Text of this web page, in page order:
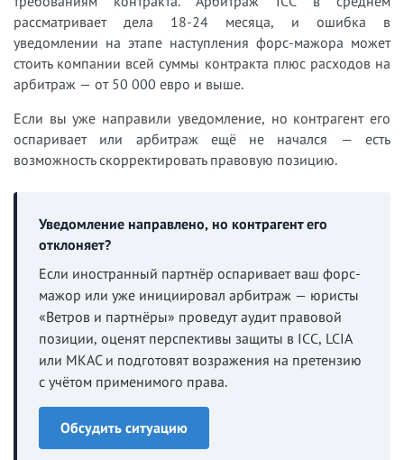
рассматривает дела 18-24 месяца, и ошибка в
уведомлении на этапе наступления форс-мажора может
стоить компании всей суммы контракта плюс расходов на
арбитраж — от 50 000 евро и выше.
Если вы уже направили уведомление, но контрагент его
оспаривает или арбитраж ещё не начался — есть
возможность скорректировать правовую позицию.
Уведомление направлено, но контрагент его
отклоняет?
Если иностранный партнёр оспаривает ваш форс-
мажор или уже инициировал арбитраж — юристы
«Ветров и партнёры» проведут аудит правовой
позиции, оценят перспективы защиты в ICC, LCIA
или МКАС и подготовят возражения на претензию
с учётом применимого права.
Обсудить ситуацию